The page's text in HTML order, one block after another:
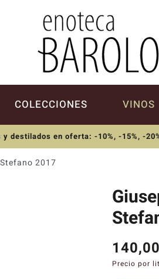
COLECCIONES VINOS
y destilados en oferta: -10%, -15%, -
2017
140,00
Precio por